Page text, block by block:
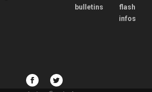
bulletins
flash
infos